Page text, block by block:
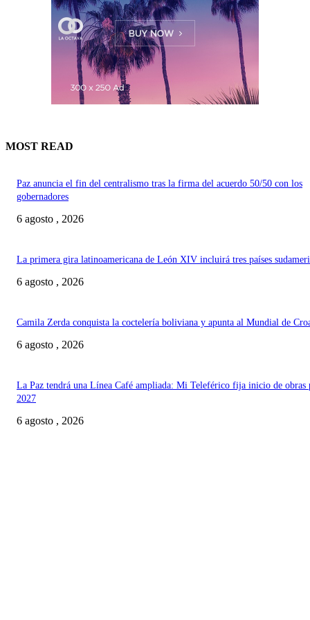
MOST READ
Paz anuncia el fin del centralismo tras la firma del acuerdo 50/50 con los
gobernadores
6 agosto , 2026
La primera gira latinoamericana de León XIV incluirá tres países
6 agosto , 2026
Camila Zerda conquista la coctelería boliviana y apunta al Mundial de
6 agosto , 2026
La Paz tendrá una Línea Café ampliada: Mi Teleférico fija inicio de obras
2027
6 agosto , 2026